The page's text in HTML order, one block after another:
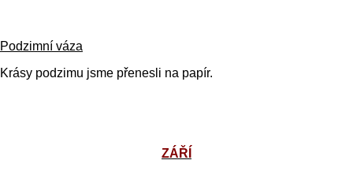
Podzimní váza
Krásy podzimu jsme přenesli na papír.
ZÁŘÍ